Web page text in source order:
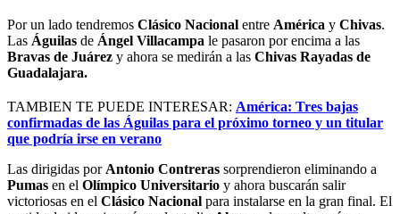
Por un lado tendremos Clásico Nacional entre América y Chivas.
Las Águilas de Ángel Villacampa le pasaron por encima a las
Bravas de Juárez y ahora se medirán a las Chivas Rayadas de
Guadalajara.
TAMBIEN TE PUEDE INTERESAR: América: Tres bajas
confirmadas de las Águilas para el próximo torneo y un titular
que podría irse en verano
Las dirigidas por Antonio Contreras sorprendieron eliminando a
Pumas en el Olímpico Universitario y ahora buscarán salir
victoriosas en el Clásico Nacional para instalarse en la gran final. El